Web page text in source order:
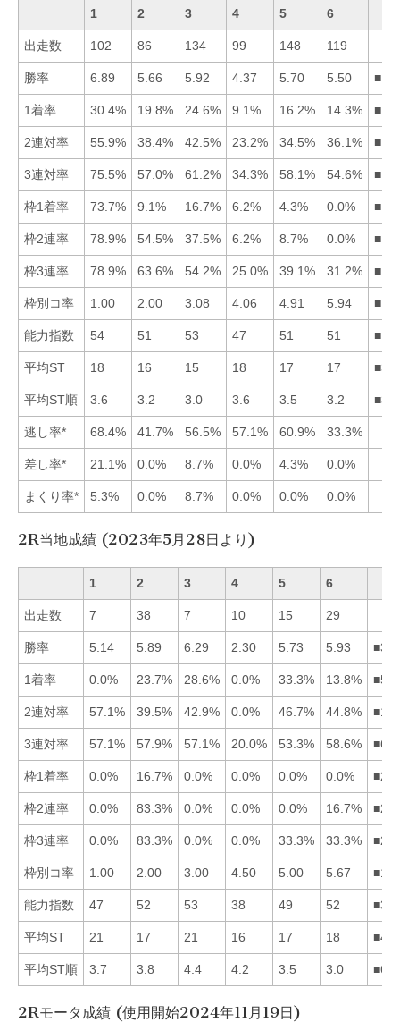
1 2 3 4 5 6
出走数 102 86 134 99 148 119
勝率 6.89 5.66 5.92 4.37 5.70 5.50
1着率 30.4% 19.8% 24.6% 9.1% 16.2% 14.3%
2連対率 55.9% 38.4% 42.5% 23.2% 34.5% 36.1%
3連対率 75.5% 57.0% 61.2% 34.3% 58.1% 54.6%
枠1着率 73.7% 9.1% 16.7% 6.2% 4.3% 0.0%
枠2連率 78.9% 54.5% 37.5% 6.2% 8.7% 0.0%
枠3連率 78.9% 63.6% 54.2% 25.0% 39.1% 31.2%
枠別コ率 1.00 2.00 3.08 4.06 4.91 5.94
能力指数 54 51 53 47 51 51
平均ST 18 16 15 18 17 17
平均ST順 3.6 3.2 3.0 3.6 3.5 3.2
逃し率* 68.4% 41.7% 56.5% 57.1% 60.9% 33.3%
差し率* 21.1% 0.0% 8.7% 0.0% 4.3% 0.0%
まくり率* 5.3% 0.0% 8.7% 0.0% 0.0% 0.0%
2R当地成績 (2023年5月28日より)
1 2 3 4 5 6
出走数 7 38 7 10 15 29
勝率 5.14 5.89 6.29 2.30 5.73 5.93
1着率 0.0% 23.7% 28.6% 0.0% 33.3% 13.8%
2連対率 57.1% 39.5% 42.9% 0.0% 46.7% 44.8%
3連対率 57.1% 57.9% 57.1% 20.0% 53.3% 58.6%
枠1着率 0.0% 16.7% 0.0% 0.0% 0.0% 0.0%
枠2連率 0.0% 83.3% 0.0% 0.0% 0.0% 16.7%
枠3連率 0.0% 83.3% 0.0% 0.0% 33.3% 33.3%
枠別コ率 1.00 2.00 3.00 4.50 5.00 5.67
能力指数 47 52 53 38 49 52
平均ST 21 17 21 16 17 18
平均ST順 3.7 3.8 4.4 4.2 3.5 3.0
2Rモータ成績 (使用開始2024年11月19日)